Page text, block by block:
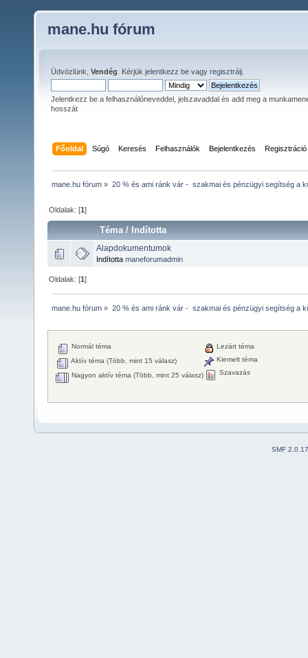
mane.hu fórum
Üdvözlünk, Vendég . Kérjük jelentkezz be vagy regisztrálj
Jelentkezz be a felhasználóneveddel, jelszavaddal és add meg a
hosszát
Főoldal Súgó Keresés Felhasználók Bejelentkezés Regisztráció
mane.hu fórum » 20 % és ami ránk vár -  szakmai és pénzügyi segítség a
Oldalak: [1]
Téma/Indította
Alapdokumentumok
Indította maneforumadmin
Oldalak: [1]
mane.hu fórum » 20 % és ami ránk vár -  szakmai és pénzügyi segítség a
Normál téma
Aktív téma (Több, mint 15 válasz)
Nagyon aktív téma (Több, mint 25 válasz)
Lezárt téma
Kiemelt téma
Szavazás
SMF 2.0.17